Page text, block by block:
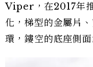
Viper，在2017年
化，梯型的金屬片
環，鏤空的底座側